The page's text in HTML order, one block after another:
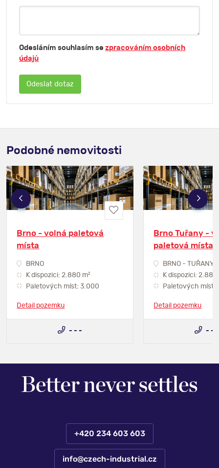
Odesláním souhlasím sezpracováním osobních
údajů
Podobné nemovitosti
Brno - volná paletová
místa
BRNO
K dispozici: 2.880 m2
Paletových míst: 3.000
Detail pozemku
- - -
Brno Tuřany -
paletová místa
BRNO - TUŘANY
K dispozici: 2.880
Paletových míst:
Detail pozemku
- - -
+420 234 603 603
info@czech-industrial.cz